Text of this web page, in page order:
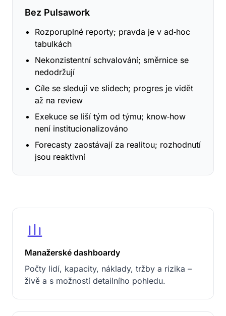
Bez Pulsawork
Rozporuplné reporty; pravda je v ad‑hoc
tabulkách
Nekonzistentní schvalování; směrnice se
nedodržují
Cíle se sledují ve slidech; progres je vidět
až na review
Exekuce se liší tým od týmu; know‑how
není institucionalizováno
Forecasty zaostávají za realitou; rozhodnutí
jsou reaktivní
Manažerské dashboardy
Počty lidí, kapacity, náklady, tržby a rizika –
živě a s možností detailního pohledu.